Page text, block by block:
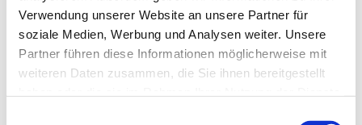
Verwendung unserer Website an unsere Partner für
soziale Medien, Werbung und Analysen weiter. Unsere
Partner führen diese Informationen möglicherweise mit
weiteren Daten zusammen, die Sie ihnen bereitgestellt